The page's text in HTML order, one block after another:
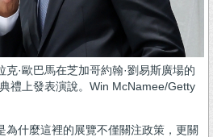
·歐巴馬在芝加哥約翰·劉易斯廣場的
禮上發表演說。Win McNamee/Getty
為什麼這裡的展覽不僅關注政策，更關